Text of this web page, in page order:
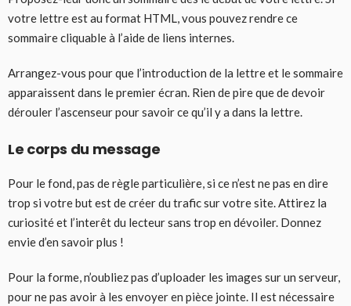
votre lettre est au format HTML, vous pouvez rendre ce
sommaire cliquable à l’aide de liens internes.
Arrangez-vous pour que l’introduction de la lettre et le sommaire
apparaissent dans le premier écran. Rien de pire que de devoir
dérouler l’ascenseur pour savoir ce qu’il y a dans la lettre.
Le corps du message
Pour le fond, pas de règle particulière, si ce n’est ne pas en dire
trop si votre but est de créer du trafic sur votre site. Attirez la
curiosité et l’interêt du lecteur sans trop en dévoiler. Donnez
envie d’en savoir plus !
Pour la forme, n’oubliez pas d’uploader les images sur un serveur,
pour ne pas avoir à les envoyer en pièce jointe. Il est nécessaire